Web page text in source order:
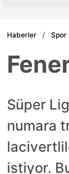
Haberler Spor
Süper
numara
istiyor.